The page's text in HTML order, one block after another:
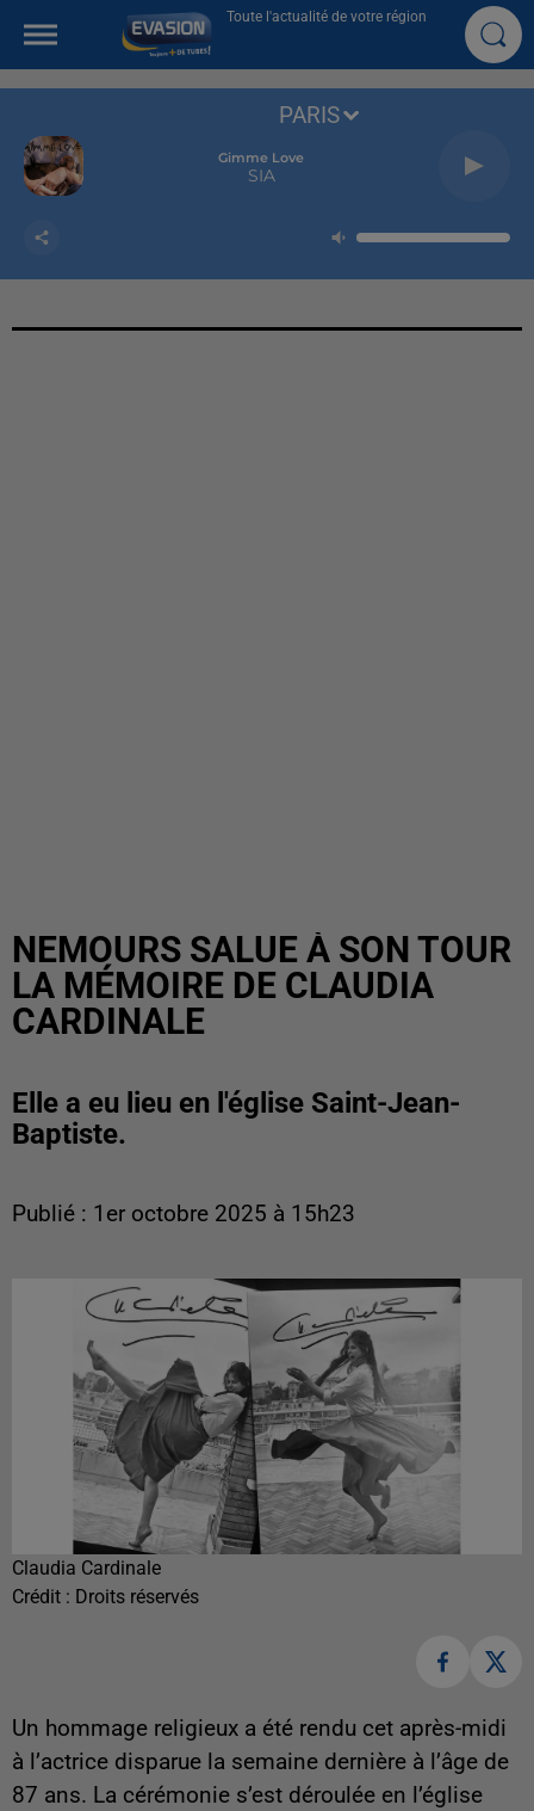
Toute l'actualité de votre région
Gimme Love
SIA
PARIS
NEMOURS SALUE À SON TOUR
LA MÉMOIRE DE CLAUDIA
CARDINALE
Elle a eu lieu en l'église Saint-Jean-
Baptiste.
Publié : 1er octobre 2025 à 15h23
Claudia Cardinale
Crédit : Droits réservés
Un hommage religieux a été rendu cet après-midi
à l’actrice disparue la semaine dernière à l’âge de
87 ans. La cérémonie s’est déroulée en l’église